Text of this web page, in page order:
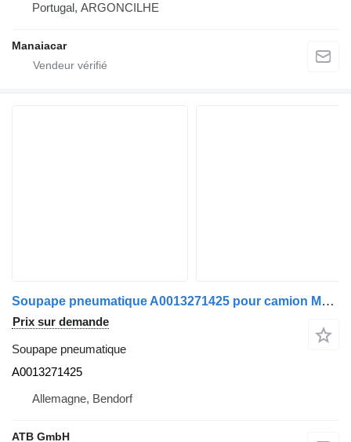
Portugal, ARGONCILHE
Manaiacar
Soupape pneumatique A0013271425 pour camion Mercedes-Benz Atego
Prix sur demande
Soupape pneumatique
A0013271425
Allemagne, Bendorf
ATB GmbH